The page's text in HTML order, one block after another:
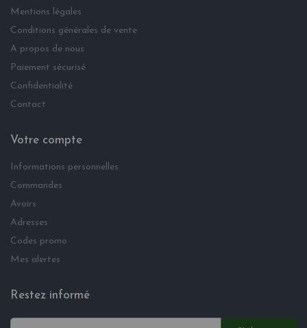
Mentions légales
Conditions générales de vente
A propos de nous
Paiement sécurisé
Confidentialité
Contact
Votre compte
Informations personnelles
Commandes
Avoirs
Adresses
Codes promo
Mes alertes
Restez informé